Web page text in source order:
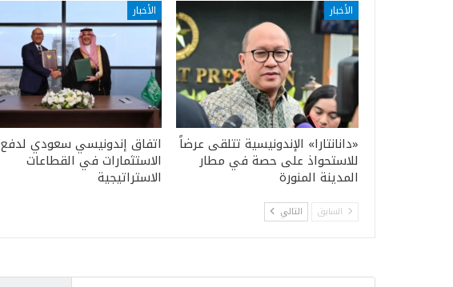
الأخبار
«دانانتارا» الإندونيسية تتلقى عرضاً
للاستحواذ على حصة في مطار
المدينة المنورة
الأخبار
اتفاق إندونيسي سعودي لدفع
الاستثمارات في القطاعات
الاستراتيجية
السابق التالي